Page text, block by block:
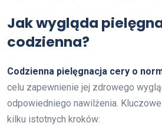
Jak wygląda
codzienna?
Codzienna pielęgnacja cery o
celu zapewnienie jej zdrowego
odpowiedniego nawilżenia.
kilku istotnych kroków: